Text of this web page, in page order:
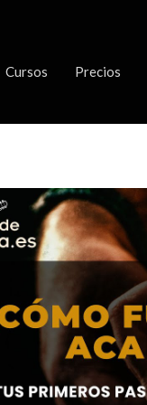
Cursos Precios